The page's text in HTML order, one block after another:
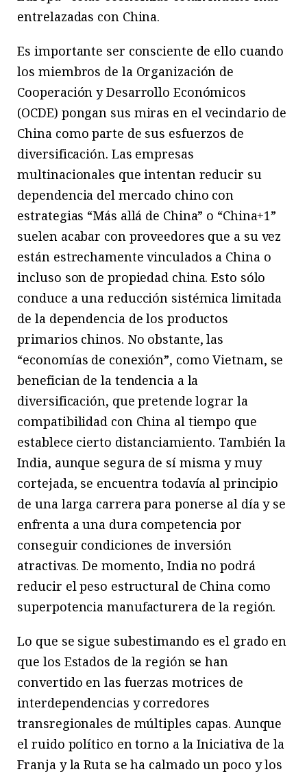
entrelazadas con China.
Es importante ser consciente de ello cuando
los miembros de la Organización de
Cooperación y Desarrollo Económicos
(OCDE) pongan sus miras en el vecindario de
China como parte de sus esfuerzos de
diversificación. Las empresas
multinacionales que intentan reducir su
dependencia del mercado chino con
estrategias “Más allá de China” o “China+1”
suelen acabar con proveedores que a su vez
están estrechamente vinculados a China o
incluso son de propiedad china. Esto sólo
conduce a una reducción sistémica limitada
de la dependencia de los productos
primarios chinos. No obstante, las
“economías de conexión”, como Vietnam, se
benefician de la tendencia a la
diversificación, que pretende lograr la
compatibilidad con China al tiempo que
establece cierto distanciamiento. También la
India, aunque segura de sí misma y muy
cortejada, se encuentra todavía al principio
de una larga carrera para ponerse al día y se
enfrenta a una dura competencia por
conseguir condiciones de inversión
atractivas. De momento, India no podrá
reducir el peso estructural de China como
superpotencia manufacturera de la región.
Lo que se sigue subestimando es el grado en
que los Estados de la región se han
convertido en las fuerzas motrices de
interdependencias y corredores
transregionales de múltiples capas. Aunque
el ruido político en torno a la Iniciativa de la
Franja y la Ruta se ha calmado un poco y los